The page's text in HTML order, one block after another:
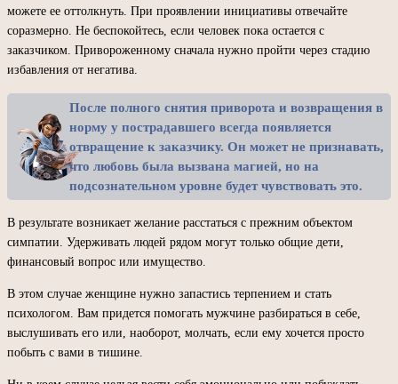
можете ее оттолкнуть. При проявлении инициативы отвечайте
соразмерно. Не беспокойтесь, если человек пока остается с
заказчиком. Привороженному сначала нужно пройти через стадию
избавления от негатива.
После полного снятия приворота и возвращения в
норму у пострадавшего всегда появляется
отвращение к заказчику. Он может не признавать,
что любовь была вызвана магией, но на
подсознательном уровне будет чувствовать это.
В результате возникает желание расстаться с прежним объектом
симпатии. Удерживать людей рядом могут только общие дети,
финансовый вопрос или имущество.
В этом случае женщине нужно запастись терпением и стать
психологом. Вам придется помогать мужчине разбираться в себе,
выслушивать его или, наоборот, молчать, если ему хочется просто
побыть с вами в тишине.